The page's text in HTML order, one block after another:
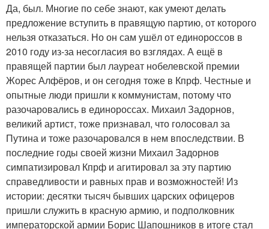
Да, был. Многие по себе знают, как умеют делать
предложение вступить в правящую партию, от которого
нельзя отказаться. Но он сам ушёл от единороссов в
2010 году из-за несогласия во взглядах. А ещё в
правящей партии был лауреат нобелевской премии
Жорес Алфёров, и он сегодня тоже в Кпрф. Честные и
опытные люди пришли к коммунистам, потому что
разочаровались в единороссах. Михаил Задорнов,
великий артист, тоже признавал, что голосовал за
Путина и тоже разочаровался в нем впоследствии. В
последние годы своей жизни Михаил Задорнов
симпатизировал Кпрф и агитировал за эту партию
справедливости и равных прав и возможностей! Из
истории: десятки тысяч бывших царских офицеров
пришли служить в красную армию, и подполковник
императорской армии Борис Шапошников в итоге стал